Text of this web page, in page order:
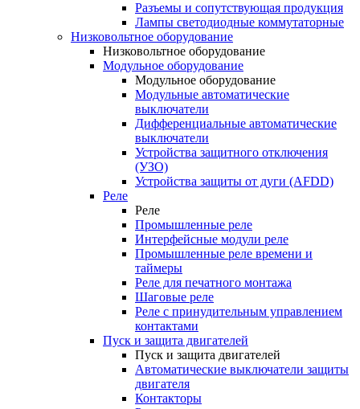
Разъемы и сопутствующая продукция
Лампы светодиодные коммутаторные
Низковольтное оборудование
Низковольтное оборудование
Модульное оборудование
Модульное оборудование
Модульные автоматические
выключатели
Дифференциальные автоматические
выключатели
Устройства защитного отключения
(УЗО)
Устройства защиты от дуги (AFDD)
Реле
Реле
Промышленные реле
Интерфейсные модули реле
Промышленные реле времени и
таймеры
Реле для печатного монтажа
Шаговые реле
Реле с принудительным управлением
контактами
Пуск и защита двигателей
Пуск и защита двигателей
Автоматические выключатели защиты
двигателя
Контакторы